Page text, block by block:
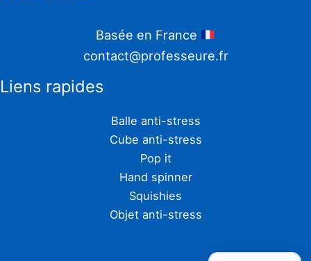
Basée en France
contact@professeure.fr
Liens rapides
Balle anti-stress
Cube anti-stress
Pop it
Hand spinner
Squishies
Objet anti-stress